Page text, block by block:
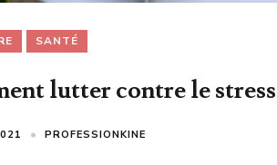
SANTÉ
lutter contre le
PROFESSIONKINE